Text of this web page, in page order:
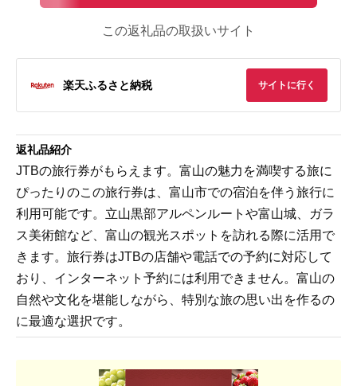
この返礼品の取扱いサイト
楽天ふるさと納税 サイトに行く
返礼品紹介
JTBの旅行券がもらえます。富山の魅力を満喫する旅に
ぴったりのこの旅行券は、富山市での宿泊を伴う旅行に
利用可能です。立山黒部アルペンルートや富山城、ガラ
ス美術館など、富山の観光スポットを訪れる際に活用で
きます。旅行券はJTBの店舗や電話での予約に対応して
おり、インターネット予約には利用できません。富山の
自然や文化を堪能しながら、特別な旅の思い出を作るの
に最適な選択です。